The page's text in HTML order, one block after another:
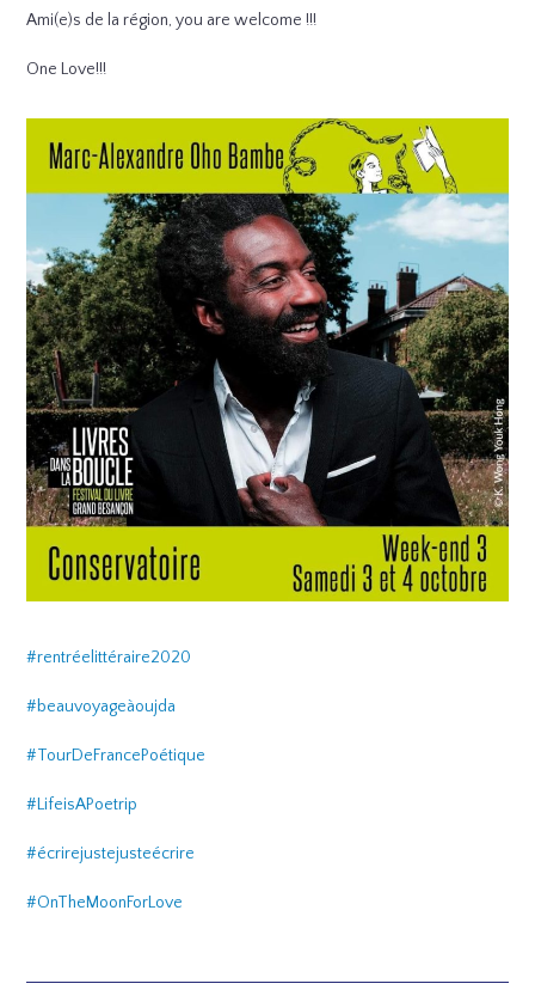
Ami(e)s de la région, you are welcome !!!
One Love!!!
#rentréelittéraire2020
#beauvoyageàoujda
#TourDeFrancePoétique
#LifeisAPoetrip
#écrirejustejusteécrire
#OnTheMoonForLove